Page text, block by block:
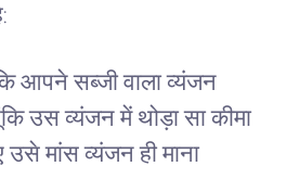
आपने सब्जी वाला व्यंजन
उस व्यंजन में थोड़ा सा कीमा
मांस व्यंजन ही माना